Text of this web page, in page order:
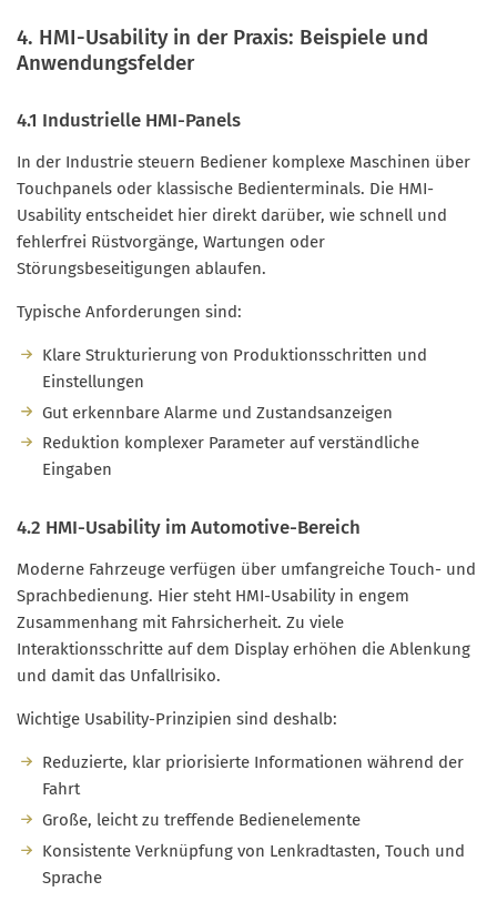
4. HMI-Usability in der Praxis: Beispiele und
Anwendungsfelder
4.1 Industrielle HMI-Panels
In der Industrie steuern Bediener komplexe Maschinen über
Touchpanels oder klassische Bedienterminals. Die HMI-
Usability entscheidet hier direkt darüber, wie schnell und
fehlerfrei Rüstvorgänge, Wartungen oder
Störungsbeseitigungen ablaufen.
Typische Anforderungen sind:
Klare Strukturierung von Produktionsschritten und
Einstellungen
Gut erkennbare Alarme und Zustandsanzeigen
Reduktion komplexer Parameter auf verständliche
Eingaben
4.2 HMI-Usability im Automotive-Bereich
Moderne Fahrzeuge verfügen über umfangreiche Touch- und
Sprachbedienung. Hier steht HMI-Usability in engem
Zusammenhang mit Fahrsicherheit. Zu viele
Interaktionsschritte auf dem Display erhöhen die Ablenkung
und damit das Unfallrisiko.
Wichtige Usability-Prinzipien sind deshalb:
Reduzierte, klar priorisierte Informationen während der
Fahrt
Große, leicht zu treffende Bedienelemente
Konsistente Verknüpfung von Lenkradtasten, Touch und
Sprache